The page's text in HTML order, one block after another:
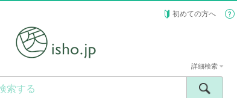
初めての方へ
詳細検索